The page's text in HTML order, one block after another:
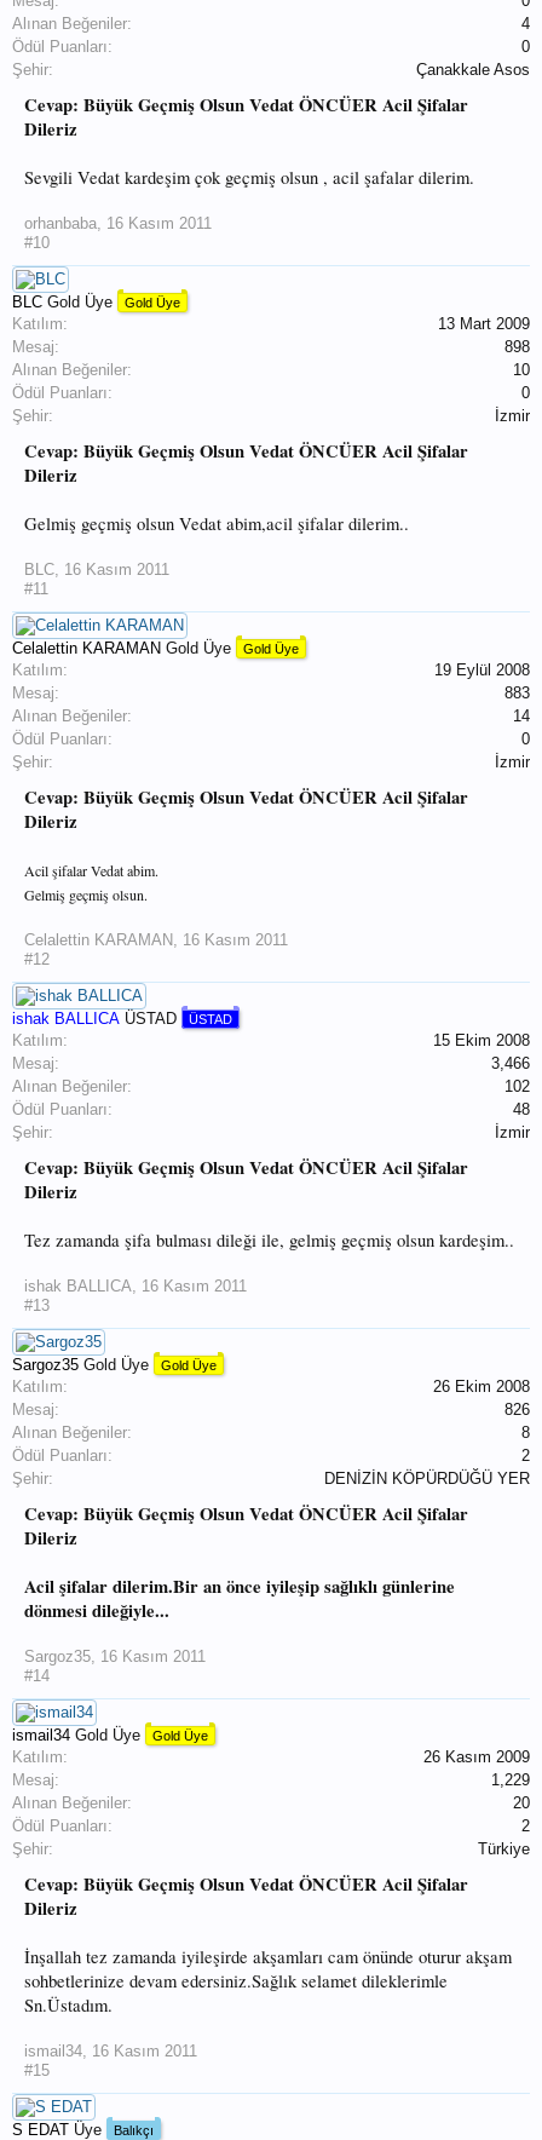
Alınan Beğeniler:
4
Ödül Puanları:
0
Şehir:
Çanakkale Asos
Cevap: Büyük Geçmiş Olsun Vedat ÖNCÜER Acil Şifalar
Dileriz
Sevgili Vedat kardeşim çok geçmiş olsun , acil şafalar dilerim.
orhanbaba, 16 Kasım 2011
#10
BLC Gold Üye Gold Üye
Katılım:
13 Mart 2009
Mesaj:
898
Alınan Beğeniler:
10
Ödül Puanları:
0
Şehir:
İzmir
Cevap: Büyük Geçmiş Olsun Vedat ÖNCÜER Acil Şifalar
Dileriz
Gelmiş geçmiş olsun Vedat abim,acil şifalar dilerim..
BLC, 16 Kasım 2011
#11
Celalettin KARAMAN Gold Üye Gold Üye
Katılım:
19 Eylül 2008
Mesaj:
883
Alınan Beğeniler:
14
Ödül Puanları:
0
Şehir:
İzmir
Cevap: Büyük Geçmiş Olsun Vedat ÖNCÜER Acil Şifalar
Dileriz
Acil şifalar Vedat abim.
Gelmiş geçmiş olsun.
Celalettin KARAMAN, 16 Kasım 2011
#12
ishak BALLICA ÜSTAD ÜSTAD
Katılım:
15 Ekim 2008
Mesaj:
3,466
Alınan Beğeniler:
102
Ödül Puanları:
48
Şehir:
İzmir
Cevap: Büyük Geçmiş Olsun Vedat ÖNCÜER Acil Şifalar
Dileriz
Tez zamanda şifa bulması dileği ile, gelmiş geçmiş olsun kardeşim..
ishak BALLICA, 16 Kasım 2011
#13
Sargoz35 Gold Üye Gold Üye
Katılım:
26 Ekim 2008
Mesaj:
826
Alınan Beğeniler:
8
Ödül Puanları:
2
Şehir:
DENİZİN KÖPÜRDÜĞÜ YER
Cevap: Büyük Geçmiş Olsun Vedat ÖNCÜER Acil Şifalar
Dileriz
Acil şifalar dilerim.Bir an önce iyileşip sağlıklı günlerine
dönmesi dileğiyle...
Sargoz35, 16 Kasım 2011
#14
ismail34 Gold Üye Gold Üye
Katılım:
26 Kasım 2009
Mesaj:
1,229
Alınan Beğeniler:
20
Ödül Puanları:
2
Şehir:
Türkiye
Cevap: Büyük Geçmiş Olsun Vedat ÖNCÜER Acil Şifalar
Dileriz
İnşallah tez zamanda iyileşirde akşamları cam önünde oturur akşam
sohbetlerinize devam edersiniz.Sağlık selamet dileklerimle
Sn.Üstadım.
ismail34, 16 Kasım 2011
#15
S EDAT Üye Balıkçı